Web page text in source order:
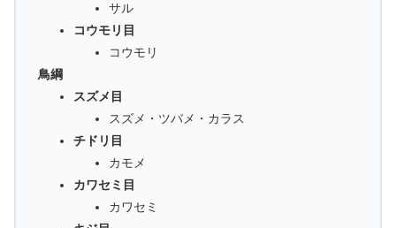
サル
コウモリ目
コウモリ
鳥綱
スズメ目
スズメ・ツバメ・カラス
チドリ目
カモメ
カワセミ目
カワセミ